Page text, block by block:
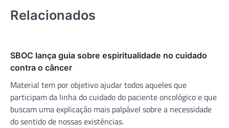
Relacionados
SBOC lança guia sobre espiritualidade no cuidado
contra o câncer
Material tem por objetivo ajudar todos aqueles que
participam da linha do cuidado do paciente oncológico e que
buscam uma explicação mais palpável sobre a necessidade
do sentido de nossas existências.